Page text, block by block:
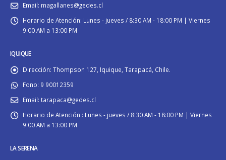
Email: magallanes@gedes.cl
Horario de Atención: Lunes - jueves / 8:30 AM - 18:00 PM | Viernes
9:00 AM a 13:00 PM
IQUIQUE
Dirección: Thompson 127, Iquique, Tarapacá, Chile.
Fono: 9 90012359
Email: tarapaca@gedes.cl
Horario de Atención : Lunes - jueves / 8:30 AM - 18:00 PM | Viernes
9:00 AM a 13:00 PM
LA SERENA